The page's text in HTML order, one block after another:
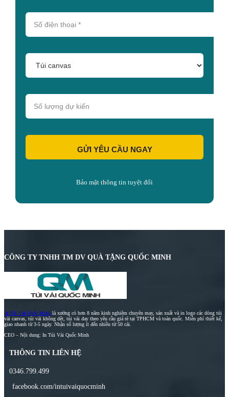
GỬI YÊU CẦU NGAY
Bảo mật thông tin tuyệt đối
CÔNG TY TNHH TM DV QUÀ TẶNG QUỐC MINH
In Túi Vải Quốc Minh là xưởng có hơn 8 năm kinh nghiệm chuyên may, sản xuất và in logo các dòng túi
vải canvas, túi vải không dệt, túi vải đay theo yêu cầu giá rẻ tại TPHCM và toàn quốc. Miễn phí thiết kế,
giao nhanh từ 3-5 ngày. Nhận số lượng ít đến nhiều từ 50 cái.
CEO – Nội dung: In Túi Vải Quốc Minh
THÔNG TIN LIÊN HỆ
0346.799.499
facebook.com/intuivaiquocminh